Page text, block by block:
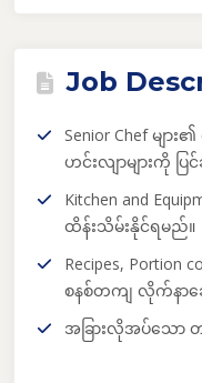
Job
Senior Chef မျ
ဟင်းလျာများကို ပ
Kitchen and
ထိန်းသိမ်းနိုင်ရမည်။
Recipes, Portion
စနစ်တကျ လိုက်နာဆ
အခြားလိုအပ်သော